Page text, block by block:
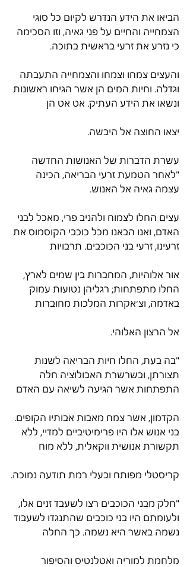
הביאו את הידע הנדרש לקיום כל סוגי
הצמחייה והחיים על פני גאיה, וזו הסכימה
כי נזרע את זרעי בראשית בתוכה.
והעצים צמחו וצמחו והצמחייה התעבתה
וגדלה. וחיות המים הן אשר הגיחו ראשונות
ונשאו את הידע העתיק. אט אט הן
יצאו החוצה אל היבשה.
עשרת הדברות של האנושות החדשה
"לאחר הטמעת זרעי הבריאה, הכינה
עצמה גאיה אל האנוש.
עצים החלו לצמוח ולהניב פרי, מאכל לבני
האדם, ואנו הבאנו מכל כוכבי הקוסמוס את
זרעינו, זרעי בני הכוכבים. תרבויות
אור אלוהיות, המחברות בין שמים לארץ,
החלו מתפתחות; רגליהן נטועות עמוק
באדמה, וצ׳אקרות המלכות מחוברות
אל הרצון האלוהי.
"בה בעת, החלו חיות הבריאה לשנות
תצורתן, ובשרשרת האבולוציה חלה
התפתחות אשר הגיעה לשיאה עם האדם
הקדמון, אשר צמח מאבות אבותיו הקופים.
בני אנוש אלו היו פרימיטיביים למדיי, ללא
תקשורת אנושית ווקאלית, ללא מוח
קריסטלי מפותח ובעלי רמת תודעה נמוכה.
"חלק מבני הכוכבים רצו לשעבד זנים אלו,
ולעומתם היו בני כוכבים שהתנגדו לשעבוד
נשמה באשר היא נשמה. כך החלה
מלחמת למוריה ואטלנטיס והסיפור